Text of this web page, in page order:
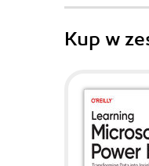
Kup w